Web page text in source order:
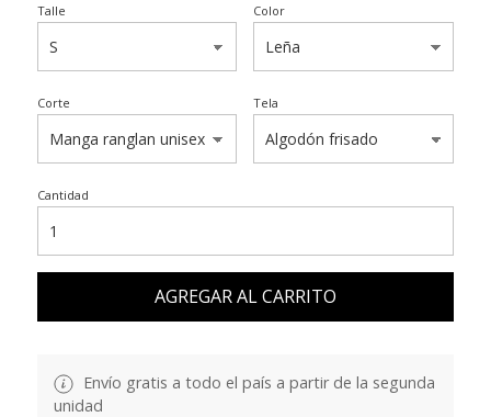
Talle Color
Corte Tela
Cantidad
AGREGAR AL CARRITO
Envío gratis a todo el país a partir de la segunda
unidad